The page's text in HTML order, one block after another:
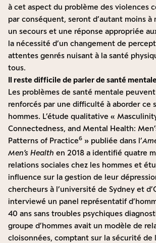
à cet aspect du problème des violences
par conséquent, seront d’autant moins à
un secours et une réponse appropriée
la nécessité d’un changement de
attentes genrés nuisant à la santé
tous.
Il reste difficile de parler de santé
Les problèmes de santé mentale
renforcés par une difficulté à aborder ce
hommes. L’étude qualitative «
Connectedness, and Mental Health:
Patterns of Practice6 » publiée dans l’
Men’s Health en 2018 a identifié quatre
relations sociales chez les hommes et
influence sur la gestion de leur
chercheurs à l’université de Sydney et
interviewé un panel représentatif
40 ans sans troubles psychiques
groupe d’hommes avait un modèle de
cloisonnées, comptant sur la sécurité de